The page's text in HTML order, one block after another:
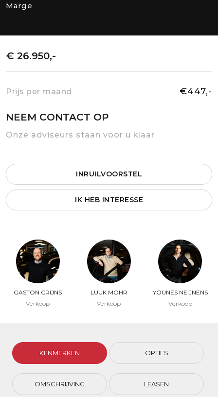
Marge
€ 26.950,-
Prijs per maand €447,-
NEEM CONTACT OP
Onze adviseurs staan voor u klaar
INRUILVOORSTEL
IK HEB INTERESSE
GASTON CRIJNS
Verkoop
LUUK MOHR
Verkoop
YOUNES NEIJNENS
Verkoop
KENMERKEN OPTIES
OMSCHRIJVING LEASEN